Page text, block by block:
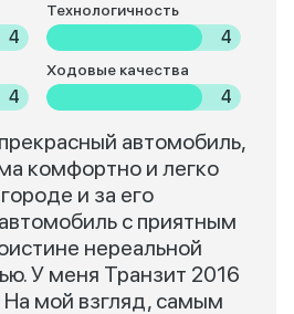
4
Технологичность
4
4
Ходовые качества
4
автомобиль,
комфортно и легко
и за его
с приятным
нереальной
У меня Транзит 2016
На мой взгляд, самым